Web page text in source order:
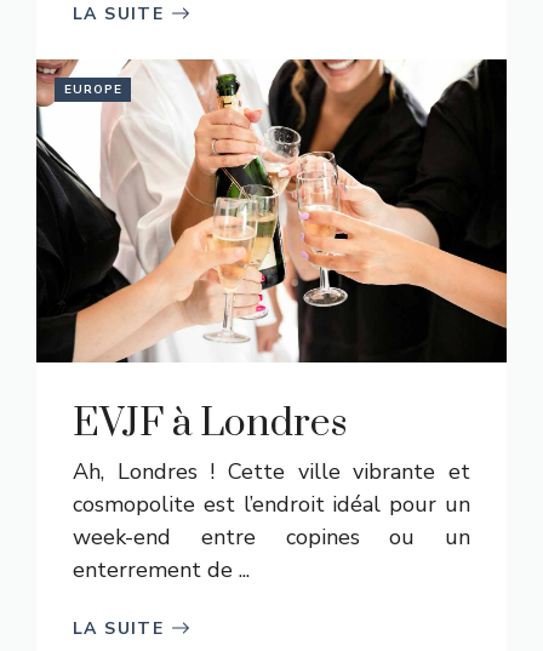
LA SUITE
EUROPE
EVJF à Londres
Ah, Londres ! Cette ville vibrante et
cosmopolite est l’endroit idéal pour un
week-end entre copines ou un
enterrement de ...
LA SUITE